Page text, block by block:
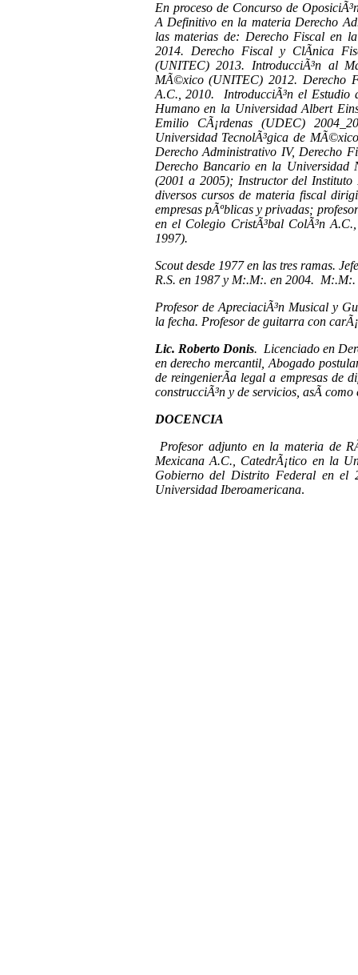
En proceso de Concurso de
A Definitivo en la materia Derecho
las materias de: Derecho Fiscal en
2014. Derecho Fiscal y ClÃ­nica
(UNITEC) 2013. IntroducciÃ³n al
MÃ©xico (UNITEC) 2012. Derecho
A.C., 2010. IntroducciÃ³n el Estudio
Humano en la Universidad Albert
Emilio CÃ¡rdenas (UDEC)
Universidad TecnolÃ³gica de
Derecho Administrativo IV, Derecho
Derecho Bancario en la Universidad
(2001 a 2005); Instructor del
diversos cursos de materia fiscal
empresas pÃºblicas y privadas;
en el Colegio CristÃ³bal ColÃ³n
1997).
Scout desde 1977 en las tres ramas.
R.S. en 1987 y M:.M:. en 2004. M:.M:.
Profesor de ApreciaciÃ³n Musical y
la fecha. Profesor de guitarra con
Lic. Roberto Donis. Licenciado en
en derecho mercantil, Abogado
de reingenierÃ­a legal a empresas de
construcciÃ³n y de servicios, asÃ­
DOCENCIA
Profesor adjunto en la materia de
Mexicana A.C., CatedrÃ¡tico en la
Gobierno del Distrito Federal en el
Universidad Iberoamericana.